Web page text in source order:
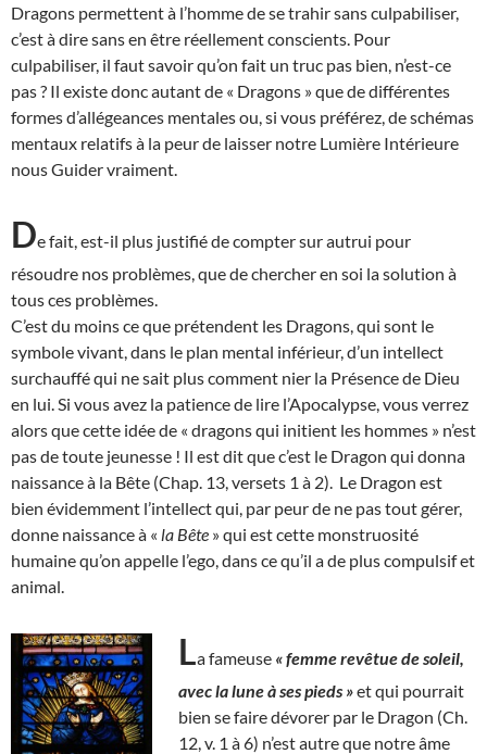
Dragons permettent à l’homme de se trahir sans culpabiliser,
c’est à dire sans en être réellement conscients. Pour
culpabiliser, il faut savoir qu’on fait un truc pas bien, n’est-ce
pas ? Il existe donc autant de « Dragons » que de différentes
formes d’allégeances mentales ou, si vous préférez, de schémas
mentaux relatifs à la peur de laisser notre Lumière Intérieure
nous Guider vraiment.
De fait, est-il plus justifié de compter sur autrui pour
résoudre nos problèmes, que de chercher en soi la solution à
tous ces problèmes.
C’est du moins ce que prétendent les Dragons, qui sont le
symbole vivant, dans le plan mental inférieur, d’un intellect
surchauffé qui ne sait plus comment nier la Présence de Dieu
en lui. Si vous avez la patience de lire l’Apocalypse, vous verrez
alors que cette idée de « dragons qui initient les hommes » n’est
pas de toute jeunesse ! Il est dit que c’est le Dragon qui donna
naissance à la Bête (Chap. 13, versets 1 à 2). Le Dragon est
bien évidemment l’intellect qui, par peur de ne pas tout gérer,
donne naissance à « la Bête » qui est cette monstruosité
humaine qu’on appelle l’ego, dans ce qu’il a de plus compulsif et
animal.
La fameuse « femme revêtue de soleil,
avec la lune à ses pieds »et qui pourrait
bien se faire dévorer par le Dragon (Ch.
12, v. 1 à 6) n’est autre que notre âme